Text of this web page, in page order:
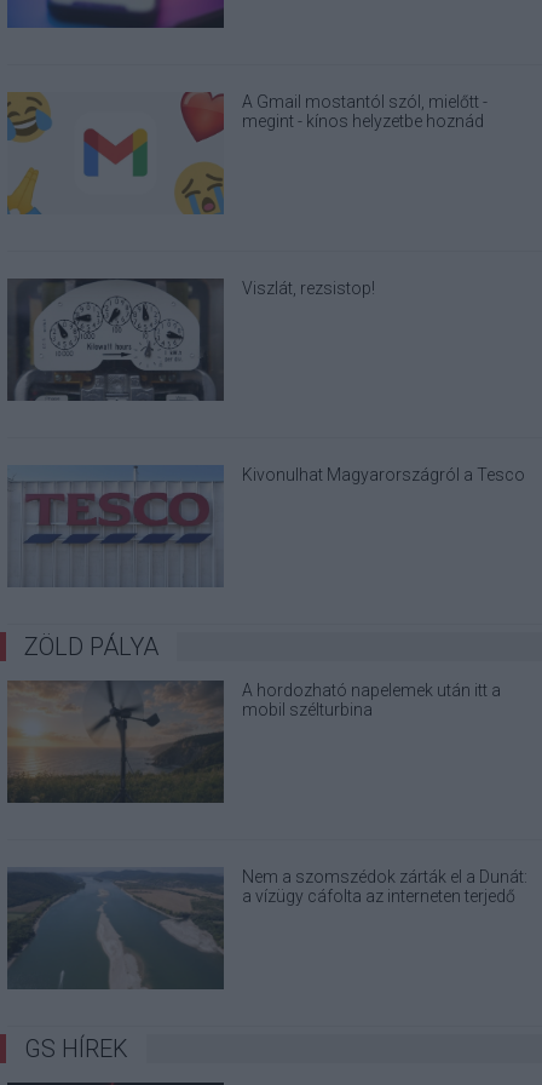
A Gmail mostantól szól, mielőtt -
megint - kínos helyzetbe hoznád
Viszlát, rezsistop!
Kivonulhat Magyarországról a Tesco
ZÖLD PÁLYA
A hordozható napelemek után itt a
mobil szélturbina
Nem a szomszédok zárták el a Dunát:
a vízügy cáfolta az interneten terjedő
GS HÍREK